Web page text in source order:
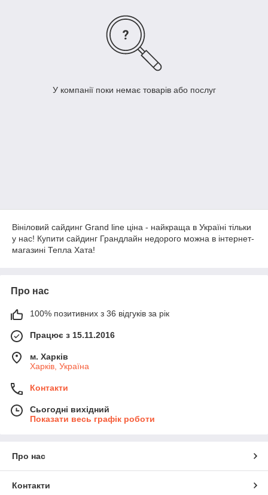
зовнішніми даними і експлуатаційних характеристиках, але їх
об'єднує незмінно високу якість і вигідна ціна.
У компанії поки немає товарів або послуг
Вініловий сайдинг Grand line ціна - найкраща в Україні тільки
у нас! Купити сайдинг Грандлайн недорого можна в інтернет-
магазині Тепла Хата!
Про нас
100% позитивних з 36 відгуків за рік
Працює з 15.11.2016
м. Харків
Харків, Україна
Контакти
Сьогодні вихідний
Показати весь графік роботи
Про нас
Контакти